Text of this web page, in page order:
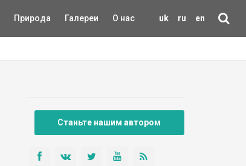
uk ru en
Природа Галереи О нас
Станьте нашим автором